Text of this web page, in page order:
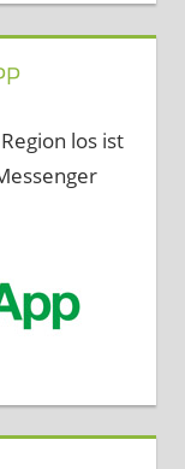
los ist